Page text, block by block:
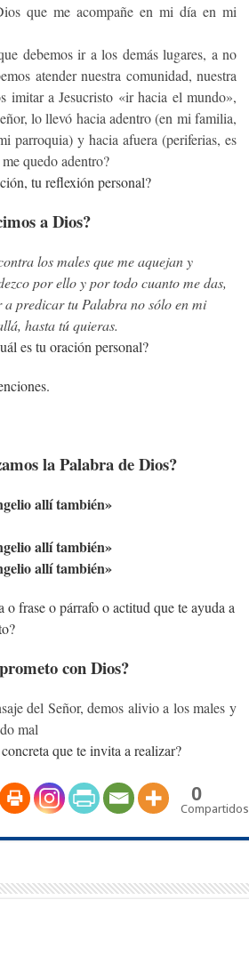
que me acompañe en mi día en mi
debemos ir a los demás lugares, a no
atender nuestra comunidad, nuestra
imitar a Jesucristo «ir hacia el mundo»,
lo llevó hacia adentro (en mi familia,
parroquia) y hacia afuera (periferias, es
quedo adentro?
tu reflexión personal?
a Dios?
los males que me aquejan y
por ello y por todo cuanto me das,
a predicar tu Palabra no sólo en mi
hasta tú quieras.
es tu oración personal?
la Palabra de Dios?
allí también»
allí también»
allí también»
o frase o párrafo o actitud que te ayuda a
con Dios?
del Señor, demos alivio a los males y
mal
que te invita a realizar?
0
Compartidos